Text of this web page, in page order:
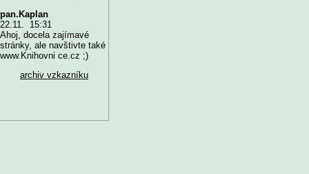
pan.Kaplan
22.11. 15:31
Ahoj, docela zajímavé
stránky, ale navštivte také
www.Knihovni ce.cz ;)
archiv vzkazníku